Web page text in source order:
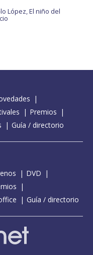
López, El niño del
Premios
Guía / directorio
DVD
Guía / directorio